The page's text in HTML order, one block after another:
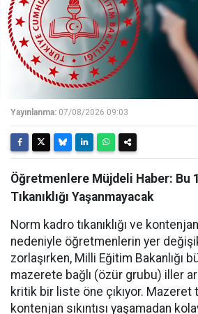
Yayınlanma: 07/08/2026 09:03
Öğretmenlere Müjdeli Haber: Bu
Tıkanıklığı Yaşanmayacak
Norm kadro tıkanıklığı ve
nedeniyle öğretmenlerin yer
zorlaşırken, Milli Eğitim Bakanlığı
mazerete bağlı (özür grubu) iller
kritik bir liste öne çıkıyor. Mazeret
kontenjan sıkıntısı yaşamadan